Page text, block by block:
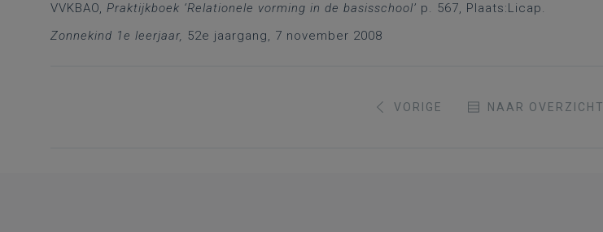
VVKBAO, Praktijkboek ‘Relationele vorming in de basisschool’ p. 567, Plaats:Licap.
Zonnekind 1e leerjaar, 52e jaargang, 7 november 2008
VORIGE NAAR OVERZICHT